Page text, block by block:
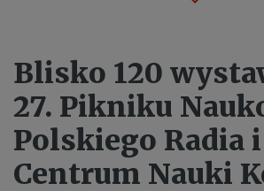
Blisko 120
27. Pikniku
Polskiego Radia i
Centrum Nauki